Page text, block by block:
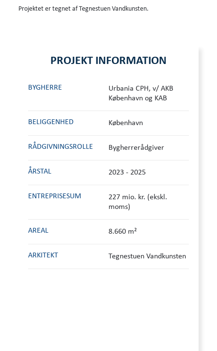
Projektet er tegnet af Tegnestuen Vandkunsten.
PROJEKT INFORMATION
BYGHERRE
Urbania CPH, v/ AKB
København og KAB
BELIGGENHED København
RÅDGIVNINGS­ROLLE Bygherrerådgiver
ÅRSTAL 2023 - 2025
ENTREPRISESUM
227 mio. kr. (ekskl.
moms)
AREAL 8.660 m²
ARKITEKT Tegnestuen Vandkunsten